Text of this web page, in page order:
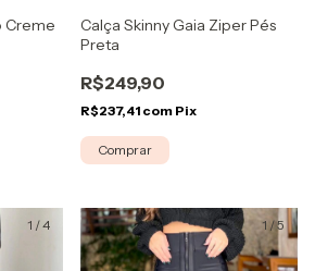
Creme
Calça Skinny Gaia Ziper Pés
Preta
R$249,90
R$237,41 com Pix
Comprar
1 /4 1/5